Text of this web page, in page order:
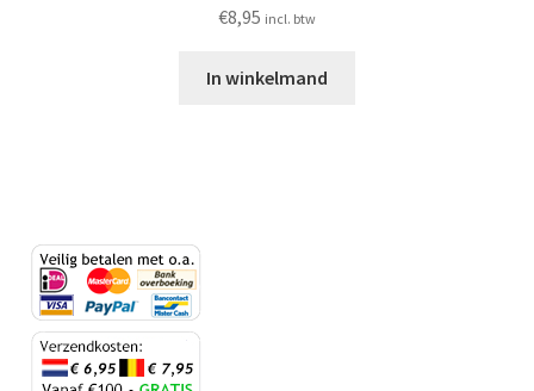
€8,95 incl. btw
In winkelmand